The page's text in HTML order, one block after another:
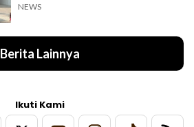
NEWS
Berita Lainnya
Ikuti Kami